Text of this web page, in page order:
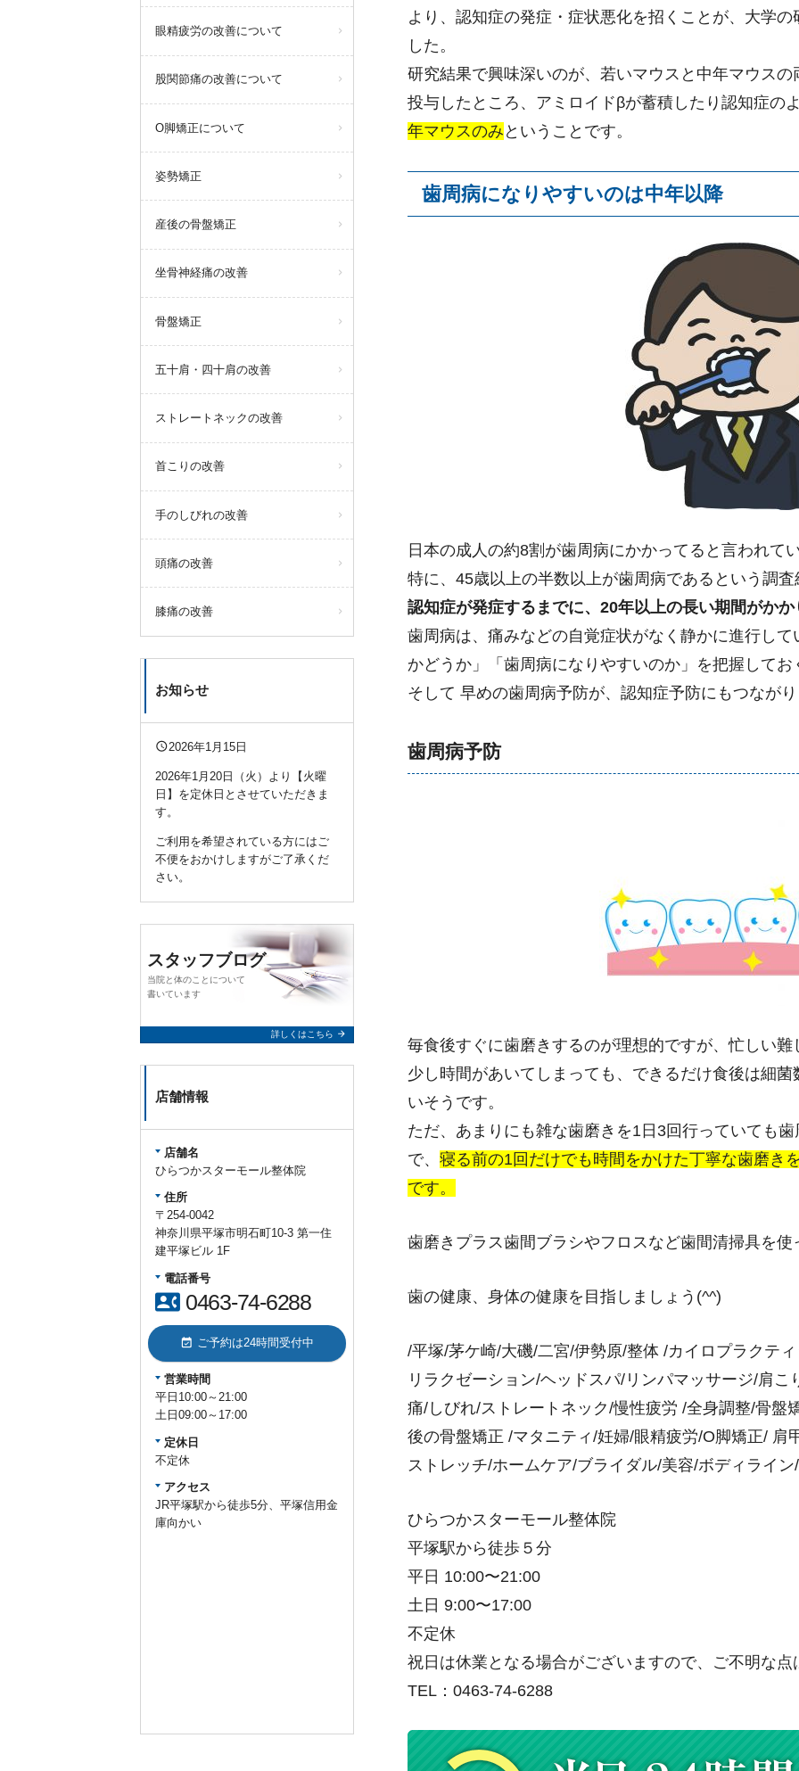
より、認知症の発症・症状悪化を招くことが、大学
した。
研究結果で興味深いのが、若いマウスと中年マウス
投与したところ、アミロイドβが蓄積したり認知症の
年マウスのみ ということです。
歯周病になりやすいのは中年以降
日本の成人の約8割が歯周病にかかってると言われて
特に、45歳以上の半数以上が歯周病であるという調
認知症が発症するまでに、20年以上の長い期間がかか
歯周病は、痛みなどの自覚症状がなく静かに進行し
かどうか」「歯周病になりやすいのか」を把握して
そして 早めの歯周病予防が、認知症予防にもつなが
歯周病予防
毎食後すぐに歯磨きするのが理想的ですが、忙しい
少し時間があいてしまっても、できるだけ食後は細
いそうです。
ただ、あまりにも雑な歯磨きを1日3回行っていても
で、 寝る前の1回だけでも時間をかけた丁寧な歯磨き
です。
歯磨きプラス歯間ブラシやフロスなど歯間清掃具を
歯の健康、身体の健康を目指しましょう(^^)
/平塚/茅ケ崎/大磯/二宮/伊勢原/整体 /カイロプラクテ
リラクゼーション/ヘッドスパ/リンパマッサージ/肩
痛/しびれ/ストレートネック/慢性疲労 /全身調整/骨盤
後の骨盤矯正 /マタニティ/妊婦/眼精疲労/O脚矯正/ 肩
ストレッチ/ホームケア/ブライダル/美容/ボディライ
ひらつかスターモール整体院
平塚駅から徒歩５分
平日 10:00〜21:00
土日 9:00〜17:00
不定休
祝日は休業となる場合がございますので、ご不明な
TEL：0463-74-6288
眼精疲労の改善について
股関節痛の改善について
O脚矯正について
姿勢矯正
産後の骨盤矯正
坐骨神経痛の改善
骨盤矯正
五十肩・四十肩の改善
ストレートネックの改善
首こりの改善
手のしびれの改善
頭痛の改善
膝痛の改善
お知らせ
query_builder2026年1月15日
2026年1月20日（火）より【火曜
日】を定休日とさせていただきま
す。
ご利用を希望されている方にはご
不便をおかけしますがご了承くだ
さい。
スタッフブログ
当院と体のことについて
書いています
詳しくはこちら arrow_forward
店舗情報
店舗名
ひらつかスターモール整体院
住所
〒254-0042
神奈川県平塚市明石町10-3 第一住
建平塚ビル 1F
電話番号
contact_phone 0463-74-6288
event_available ご予約は24時間受付中
営業時間
平日10:00～21:00
土日09:00～17:00
定休日
不定休
アクセス
JR平塚駅から徒歩5分、平塚信用金
庫向かい